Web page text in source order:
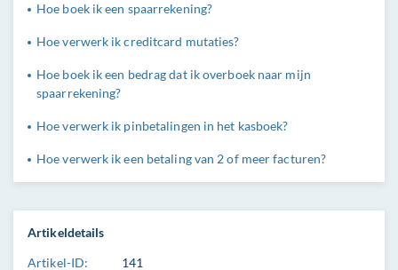
Artikeldetails
Artikel-ID: 141
Hoe boek ik een spaarrekening?
Hoe verwerk ik creditcard mutaties?
Hoe boek ik een bedrag dat ik overboek naar mijn
spaarrekening?
Hoe verwerk ik pinbetalingen in het kasboek?
Hoe verwerk ik een betaling van 2 of meer facturen?